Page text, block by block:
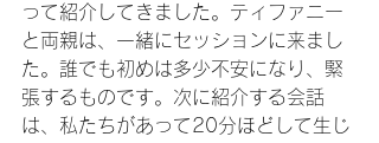
って紹介してきました。ティファニー
と両親は、一緒にセッションに来まし
た。誰でも初めは多少不安になり、緊
張するものです。次に紹介する会話
は、私たちがあって20分ほどして生じ